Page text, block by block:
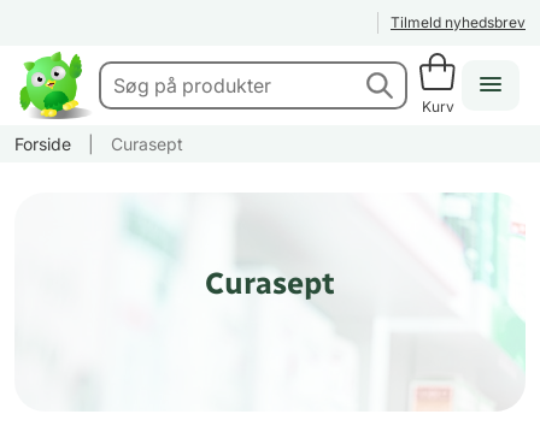
Tilmeld nyhedsbrev
Kurv
Forside Curasept
Curasept